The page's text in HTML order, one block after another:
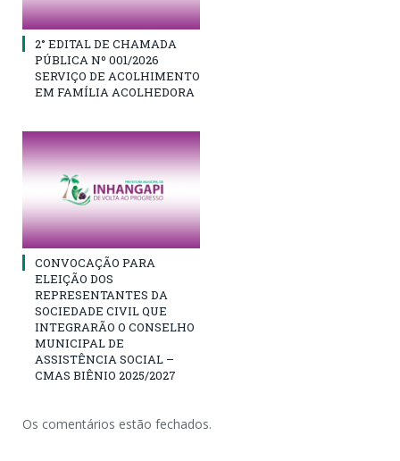
2° EDITAL DE CHAMADA
PÚBLICA Nº 001/2026
SERVIÇO DE ACOLHIMENTO
EM FAMÍLIA ACOLHEDORA
CONVOCAÇÃO PARA
ELEIÇÃO DOS
REPRESENTANTES DA
SOCIEDADE CIVIL QUE
INTEGRARÃO O CONSELHO
MUNICIPAL DE
ASSISTÊNCIA SOCIAL –
CMAS BIÊNIO 2025/2027
Os comentários estão fechados.